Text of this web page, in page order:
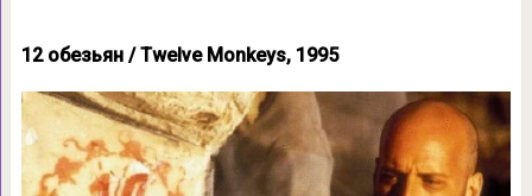
12 обезьян / Twelve Monkeys, 1995